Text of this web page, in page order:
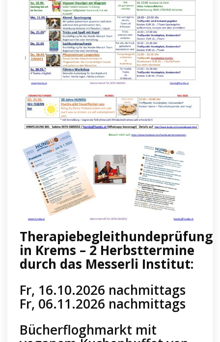
Therapiebegleithundeprüfung
in Krems – 2 Herbsttermine
durch das Messerli Institut:
Fr, 16.10.2026 nachmittags
Fr, 06.11.2026 nachmittags
Bücherfloghmarkt mit